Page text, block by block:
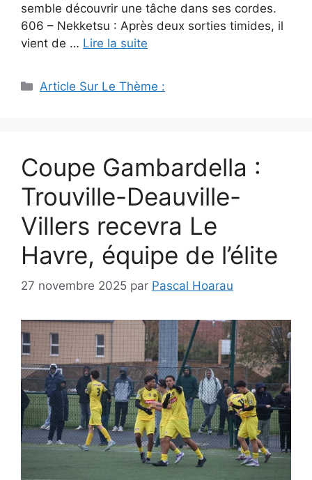
semble découvrir une tâche dans ses cordes.
606 – Nekketsu : Après deux sorties timides, il
vient de … Lire la suite
Catégories
Article Sur Le Thème :
Coupe Gambardella :
Trouville-Deauville-
Villers recevra Le
Havre, équipe de l’élite
27 novembre 2025 par Pascal Hoarau